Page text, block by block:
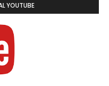
YOUTUBE